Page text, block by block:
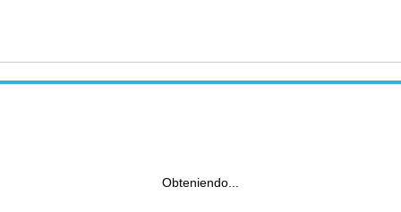
Obteniendo...